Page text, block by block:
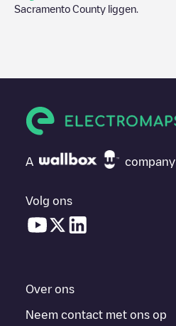
Sacramento County liggen.
A company
Volg ons
Over ons
Neem contact met ons op